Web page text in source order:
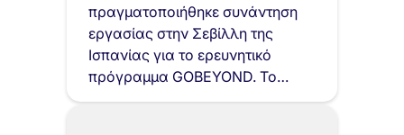
πραγματοποιήθηκε συνάντηση
εργασίας στην Σεβίλλη της
Ισπανίας για το ερευνητικό
πρόγραμμα GOBEYOND. Το
Τμήμα Πολιτικής Προστασίας